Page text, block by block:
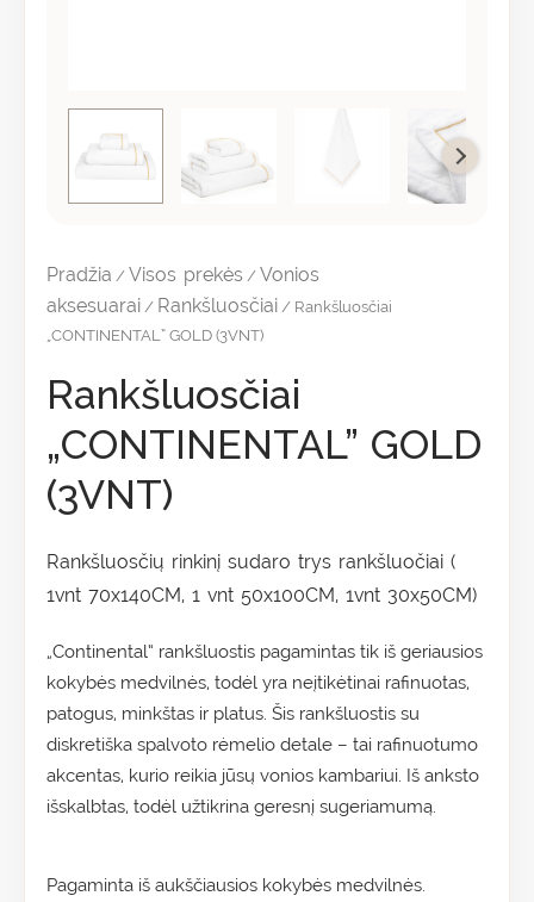
Pradžia /Visos prekės /Vonios
aksesuarai / Rankšluosčiai / Rankšluosčiai
„CONTINENTAL” GOLD (3VNT)
Rankšluosčiai
„CONTINENTAL” GOLD
(3VNT)
Rankšluosčių rinkinį sudaro trys rankšluočiai (
1vnt 70x140CM, 1 vnt 50x100CM, 1vnt 30x50CM)
„Continental“ rankšluostis pagamintas tik iš geriausios
kokybės medvilnės, todėl yra neįtikėtinai rafinuotas,
patogus, minkštas ir platus. Šis rankšluostis su
diskretiška spalvoto rėmelio detale – tai rafinuotumo
akcentas, kurio reikia jūsų vonios kambariui. Iš anksto
išskalbtas, todėl užtikrina geresnį sugeriamumą.
Pagaminta iš aukščiausios kokybės medvilnės.